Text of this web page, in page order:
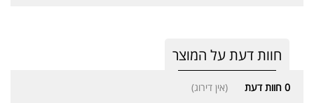
חוות דעת על המוצר
0 חוות דעת (אין דירוג)